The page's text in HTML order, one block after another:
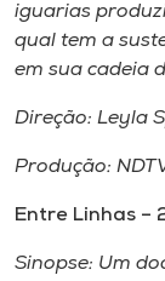
iguarias
qual tem a
em sua cadeia
Direção: Leyla
Produção:
Entre Linhas –
Sinopse: Um